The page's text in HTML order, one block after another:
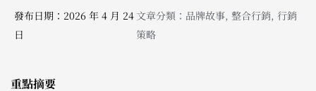
發布日期：2026 年 4 月 24
日
文章分類： 品牌故事, 整合行銷, 行銷
策略
重點摘要